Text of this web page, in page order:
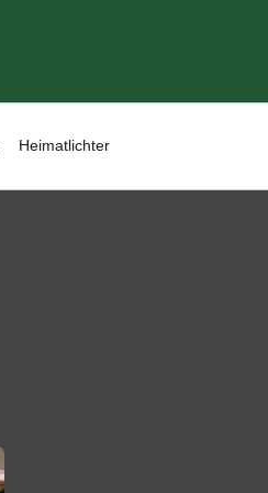
Heimatlichter